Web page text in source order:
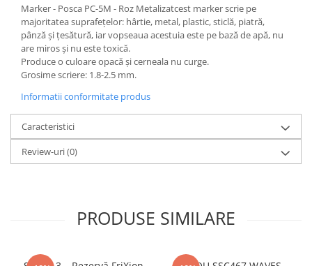
Dictionare si enciclopedii
Atlase
Atlase, dictionare si enciclopedii
Dictionare de limba romana
Enciclopedii
Diete si fitness
Diete si alimentatie sanatoasa
Fitness si frumusete
Sa nu razi :((
Marker - Posca PC-5M - Roz Metalizatcest marker scrie pe
majoritatea suprafețelor: hârtie, metal, plastic, sticlă, piatră,
pânză și țesătură, iar vopseaua acestuia este pe bază de apă, nu
are miros și nu este toxică.
Produce o culoare opacă și cerneala nu curge.
Grosime scriere: 1.8-2.5 mm.
Informatii conformitate produs
Caracteristici
Review-uri(0)
PRODUSE SIMILARE